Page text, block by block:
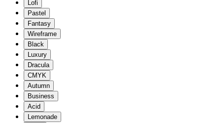
Lofi
Pastel
Fantasy
Wireframe
Black
Luxury
Dracula
CMYK
Autumn
Business
Acid
Lemonade